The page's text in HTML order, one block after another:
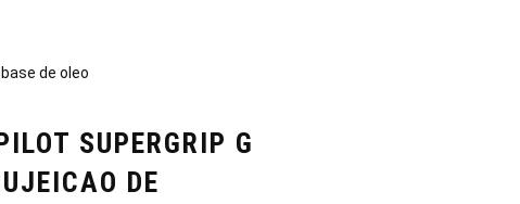
de oleo
SUPERGRIP G
DE